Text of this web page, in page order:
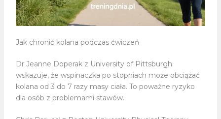
Jak chronić kolana podczas ćwiczeń
Dr Jeanne Doperak z University of Pittsburgh
wskazuje, że wspinaczka po stopniach może obciążać
kolana od 3 do 7 razy masy ciała. To poważne ryzyko
dla osób z problemami stawów.